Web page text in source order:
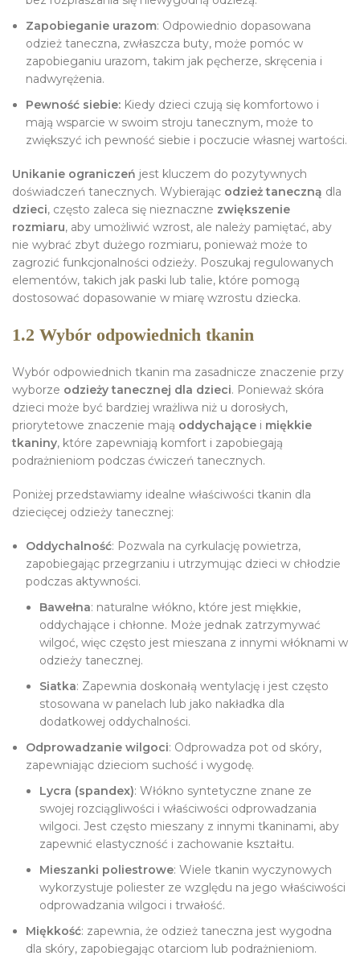
Zapobieganie urazom: Odpowiednio dopasowana
odzież taneczna, zwłaszcza buty, może pomóc w
zapobieganiu urazom, takim jak pęcherze, skręcenia i
nadwyrężenia.
Pewność siebie: Kiedy dzieci czują się komfortowo i
mają wsparcie w swoim stroju tanecznym, może to
zwiększyć ich pewność siebie i poczucie własnej wartości.
Unikanie ograniczeń jest kluczem do pozytywnych
doświadczeń tanecznych. Wybierając odzież taneczną dla
dzieci, często zaleca się nieznaczne zwiększenie
rozmiaru, aby umożliwić wzrost, ale należy pamiętać, aby
nie wybrać zbyt dużego rozmiaru, ponieważ może to
zagrozić funkcjonalności odzieży. Poszukaj regulowanych
elementów, takich jak paski lub talie, które pomogą
dostosować dopasowanie w miarę wzrostu dziecka.
1.2 Wybór odpowiednich tkanin
Wybór odpowiednich tkanin ma zasadnicze znaczenie przy
wyborze odzieży tanecznej dla dzieci. Ponieważ skóra
dzieci może być bardziej wrażliwa niż u dorosłych,
priorytetowe znaczenie mają oddychające i miękkie
tkaniny, które zapewniają komfort i zapobiegają
podrażnieniom podczas ćwiczeń tanecznych.
Poniżej przedstawiamy idealne właściwości tkanin dla
dziecięcej odzieży tanecznej:
Oddychalność: Pozwala na cyrkulację powietrza,
zapobiegając przegrzaniu i utrzymując dzieci w chłodzie
podczas aktywności.
Bawełna: naturalne włókno, które jest miękkie,
oddychające i chłonne. Może jednak zatrzymywać
wilgoć, więc często jest mieszana z innymi włóknami w
odzieży tanecznej.
Siatka: Zapewnia doskonałą wentylację i jest często
stosowana w panelach lub jako nakładka dla
dodatkowej oddychalności.
Odprowadzanie wilgoci: Odprowadza pot od skóry,
zapewniając dzieciom suchość i wygodę.
Lycra (spandex): Włókno syntetyczne znane ze
swojej rozciągliwości i właściwości odprowadzania
wilgoci. Jest często mieszany z innymi tkaninami, aby
zapewnić elastyczność i zachowanie kształtu.
Mieszanki poliestrowe: Wiele tkanin wyczynowych
wykorzystuje poliester ze względu na jego właściwości
odprowadzania wilgoci i trwałość.
Miękkość: zapewnia, że odzież taneczna jest wygodna
dla skóry, zapobiegając otarciom lub podrażnieniom.